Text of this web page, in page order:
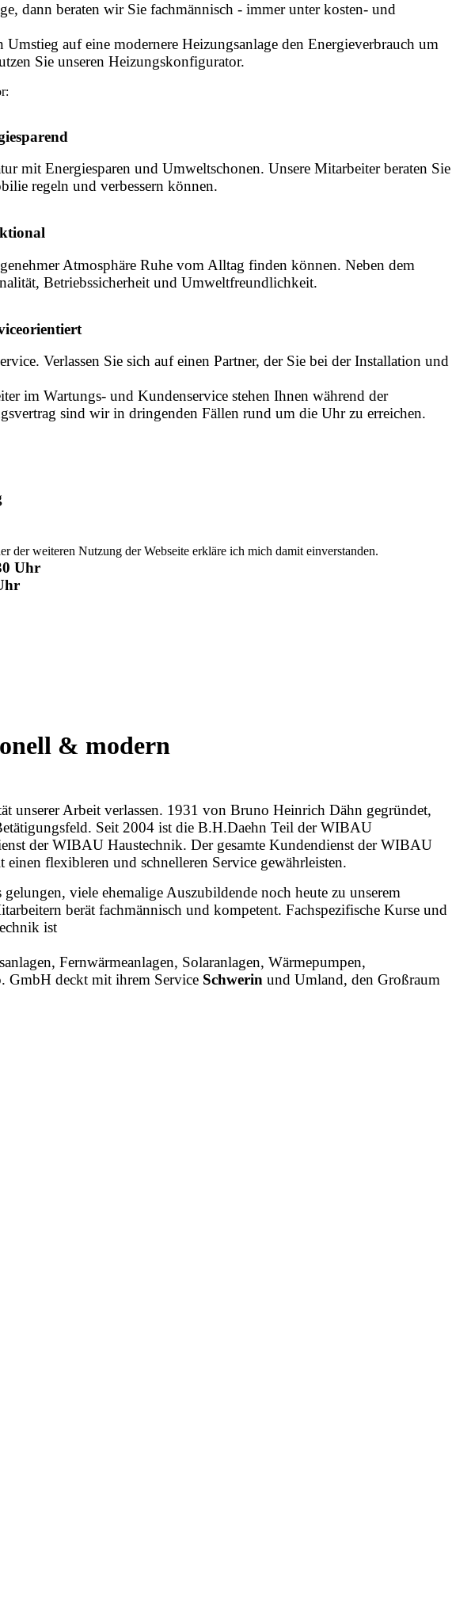
dann beraten wir Sie fachmännisch - immer unter kosten- und
auf eine modernere Heizungsanlage den Energieverbrauch um
Sie unseren Heizungskonfigurator.
mit Energiesparen und Umweltschonen. Unsere Mitarbeiter beraten Sie
regeln und verbessern können.
Atmosphäre Ruhe vom Alltag finden können. Neben dem
Betriebssicherheit und Umweltfreundlichkeit.
Verlassen Sie sich auf einen Partner, der Sie bei der Installation und
im Wartungs- und Kundenservice stehen Ihnen während der
sind wir in dringenden Fällen rund um die Uhr zu erreichen.
Uhr
& modern
unserer Arbeit verlassen. 1931 von Bruno Heinrich Dähn gegründet,
Seit 2004 ist die B.H.Daehn Teil der WIBAU
der WIBAU Haustechnik. Der gesamte Kundendienst der WIBAU
flexibleren und schnelleren Service gewährleisten.
viele ehemalige Auszubildende noch heute zu unserem
berät fachmännisch und kompetent. Fachspezifische Kurse und
ist
Fernwärmeanlagen, Solaranlagen, Wärmepumpen,
GmbH deckt mit ihrem Service Schwerin und Umland, den Großraum
weiteren Nutzung der Webseite erkläre ich mich damit einverstanden.